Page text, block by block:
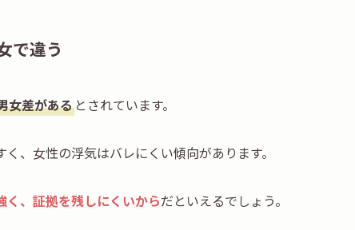
で違う
女差がある とされています。
、女性の浮気はバレにくい傾向があります。
く、証拠を残しにくいからだといえるでしょう。